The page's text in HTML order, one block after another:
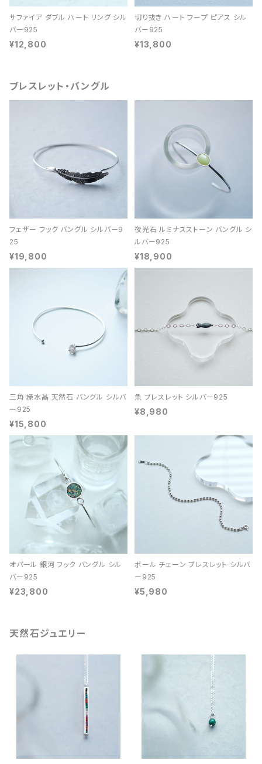
サファイア ダブル ハート リング シル
バー925
¥12,800
切り抜き ハート フープ ピアス シル
バー925
¥13,800
ブレスレット・バングル
フェザー フック バングル シルバー9
25
¥19,800
夜光石 ルミナスストーン バングル シ
ルバー925
¥18,900
三角 緑水晶 天然石 バングル シルバ
ー925
¥15,800
魚 ブレスレット シルバー925
¥8,980
オパール 銀河 フック バングル シル
バー925
¥23,800
ボール チェーン ブレスレット シルバ
ー925
¥5,980
天然石ジュエリー